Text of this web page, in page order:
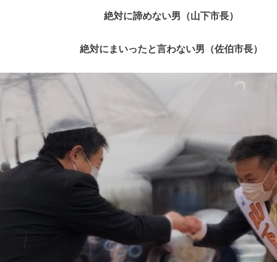
絶対に諦めない男️（山下市長）
絶対にまいったと言わない男️（佐伯市長）